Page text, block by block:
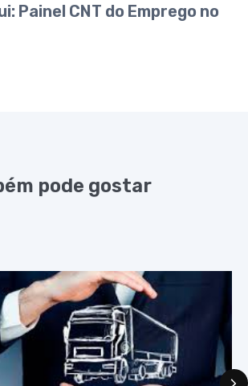
Painel CNT do Emprego no
pode gostar